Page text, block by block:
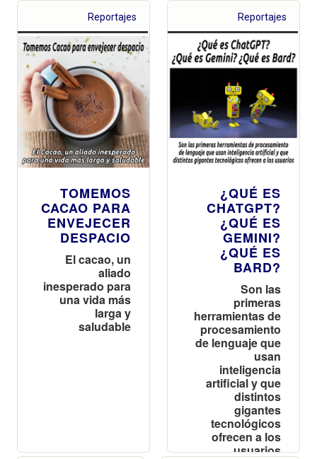
Reportajes
TOMEMOS
CACAO PARA
ENVEJECER
DESPACIO
El cacao, un
aliado
inesperado para
una vida más
larga y
saludable
Reportajes
¿QUÉ ES
CHATGPT?
¿QUÉ ES
GEMINI?
¿QUÉ ES
BARD?
Son las
primeras
herramientas de
procesamiento
de lenguaje que
usan
inteligencia
artificial y que
distintos
gigantes
tecnológicos
ofrecen a los
usuarios